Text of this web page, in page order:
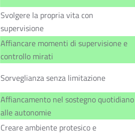
Svolgere la propria vita con
supervisione
Affiancare momenti di supervisione e
controllo mirati
Sorveglianza senza limitazione
Affiancamento nel sostegno quotidiano
alle autonomie
Creare ambiente protesico e